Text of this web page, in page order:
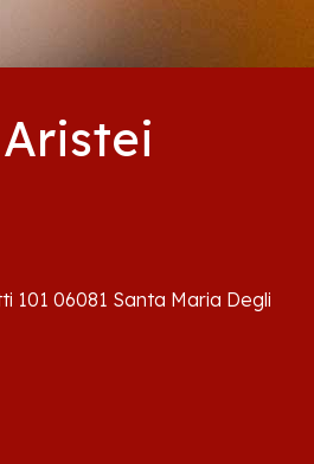
101 06081 Santa Maria Degli